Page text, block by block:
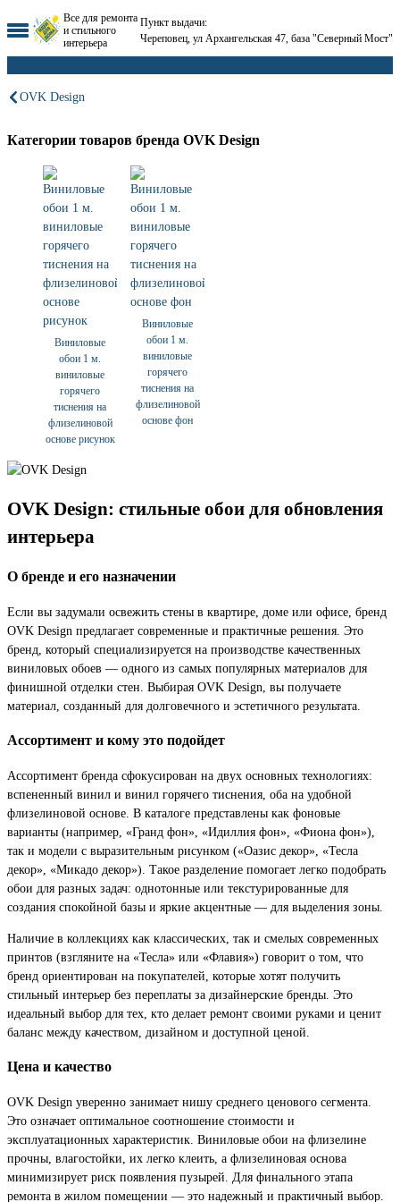
Все для ремонта
и стильного
интерьера
Пункт выдачи:
Череповец, ул Архангельская 47, база "Северный Мост"
OVK Design
Категории товаров бренда OVK Design
Виниловые
обои 1 м.
виниловые
горячего
тиснения на
флизелиновой
основе рисунок
Виниловые
обои 1 м.
виниловые
горячего
тиснения на
флизелиновой
основе фон
OVK Design: стильные обои для обновления
интерьера
О бренде и его назначении
Если вы задумали освежить стены в квартире, доме или офисе, бренд
OVK Design предлагает современные и практичные решения. Это
бренд, который специализируется на производстве качественных
виниловых обоев — одного из самых популярных материалов для
финишной отделки стен. Выбирая OVK Design, вы получаете
материал, созданный для долговечного и эстетичного результата.
Ассортимент и кому это подойдет
Ассортимент бренда сфокусирован на двух основных технологиях:
вспененный винил и винил горячего тиснения, оба на удобной
флизелиновой основе. В каталоге представлены как фоновые
варианты (например, «Гранд фон», «Идиллия фон», «Фиона фон»),
так и модели с выразительным рисунком («Оазис декор», «Тесла
декор», «Микадо декор»). Такое разделение помогает легко подобрать
обои для разных задач: однотонные или текстурированные для
создания спокойной базы и яркие акцентные — для выделения зоны.
Наличие в коллекциях как классических, так и смелых современных
принтов (взгляните на «Тесла» или «Флавия») говорит о том, что
бренд ориентирован на покупателей, которые хотят получить
стильный интерьер без переплаты за дизайнерские бренды. Это
идеальный выбор для тех, кто делает ремонт своими руками и ценит
баланс между качеством, дизайном и доступной ценой.
Цена и качество
OVK Design уверенно занимает нишу среднего ценового сегмента.
Это означает оптимальное соотношение стоимости и
эксплуатационных характеристик. Виниловые обои на флизелине
прочны, влагостойки, их легко клеить, а флизелиновая основа
минимизирует риск появления пузырей. Для финального этапа
ремонта в жилом помещении — это надежный и практичный выбор.